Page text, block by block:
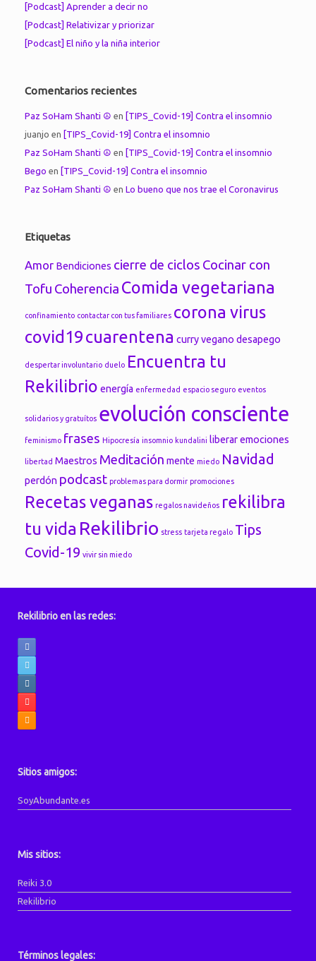
[Podcast] Aprender a decir no
[Podcast] Relativizar y priorizar
[Podcast] El niño y la niña interior
Comentarios recientes
Paz SoHam Shanti ☮ en [TIPS_Covid-19] Contra el insomnio
juanjo en [TIPS_Covid-19] Contra el insomnio
Paz SoHam Shanti ☮ en [TIPS_Covid-19] Contra el insomnio
Bego en [TIPS_Covid-19] Contra el insomnio
Paz SoHam Shanti ☮ en Lo bueno que nos trae el Coronavirus
Etiquetas
Amor Bendiciones cierre de ciclos Cocinar con
Tofu Coherencia Comida vegetariana
confinamiento contactar con tus familiares corona virus
covid19cuarentena curry vegano desapego
despertar involuntario duelo Encuentra tu
Rekilibrio energía enfermedad espacio seguro eventos
solidarios y gratuítos evolución consciente
feminismo frases Hipocresía insomnio kundalini liberar emociones
libertad Maestros Meditación mente miedo Navidad
perdón podcast problemas para dormir promociones
Recetas veganas regalos navideños rekilibra
tu vida Rekilibrio stress tarjeta regalo Tips
Covid-19 vivir sin miedo
Rekilibrio en las redes:
Sitios amigos:
SoyAbundante.es
Mis sitios:
Reiki 3.0
Rekilibrio
Términos legales: